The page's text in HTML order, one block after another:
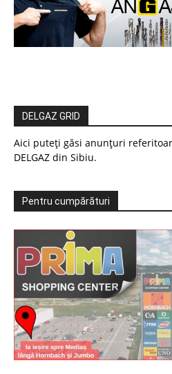
DELGAZ GRID
Aici puteți găsi anunțuri
DELGAZ din Sibiu.
Pentru cumpărături